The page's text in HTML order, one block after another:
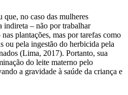
que, no caso das mulheres
indireta – não por trabalhar
plantações, mas por tarefas como
ou pela ingestão do herbicida pela
(Lima, 2017). Portanto, sua
do leite materno pelo
a gravidade à saúde da criança e